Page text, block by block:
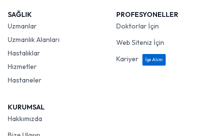
SAĞLIK
Uzmanlar
Uzmanlık Alanları
Hastalıklar
Hizmetler
Hastaneler
PROFESYONELLER
Doktorlar İçin
Web Siteniz İçin
Kariyer
İşe Alım
KURUMSAL
Hakkımızda